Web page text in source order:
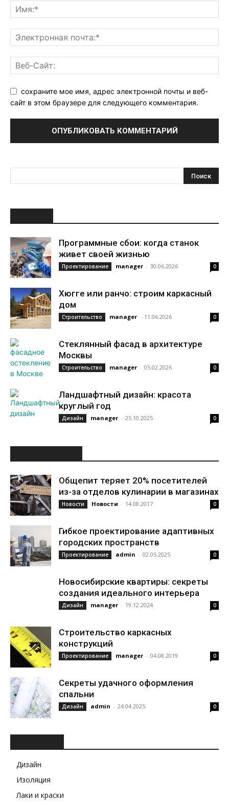
сохраните мое имя, адрес электронной почты и веб-
сайт в этом браузере для следующего комментария.
Программные сбои: когда станок
живет своей жизнью
Проектирование manager - 30.06.2026 0
Хюгге или ранчо: строим каркасный
дом
Строительство manager - 11.06.2026 0
Стеклянный фасад в архитектуре
Москвы
Строительство manager - 05.02.2026 0
Ландшафтный дизайн: красота
круглый год
Дизайн manager - 25.10.2025 0
Общепит теряет 20% посетителей
из-за отделов кулинарии в магазинах
Новости Новости - 14.08.2017 0
Гибкое проектирование адаптивных
городских пространств
Проектирование admin - 02.05.2025 0
Новосибирские квартиры: секреты
создания идеального интерьера
Дизайн manager - 19.12.2024 0
Строительство каркасных
конструкций
Проектирование manager - 04.08.2019 0
Секреты удачного оформления
спальни
Дизайн admin - 24.04.2025 0
Дизайн
Изоляция
Лаки и краски